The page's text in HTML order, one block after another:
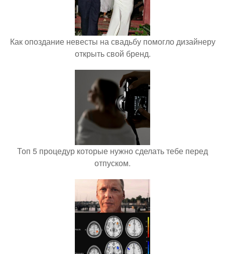
Как опоздание невесты на свадьбу помогло дизайнеру
открыть свой бренд.
Топ 5 процедур которые нужно сделать тебе перед
отпуском.